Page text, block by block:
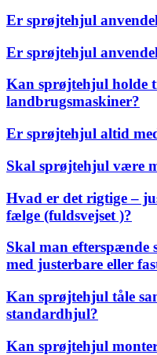
Er sprøjtehjul
Er sprøjtehjul
Kan sprøjtehjul holde
landbrugsmaskiner?
Er sprøjtehjul altid
Skal sprøjtehjul være
Hvad er det rigtige –
fælge (fuldsvejset )?
Skal man efterspænde
med justerbare eller
Kan sprøjtehjul tåle
standardhjul?
Kan sprøjtehjul